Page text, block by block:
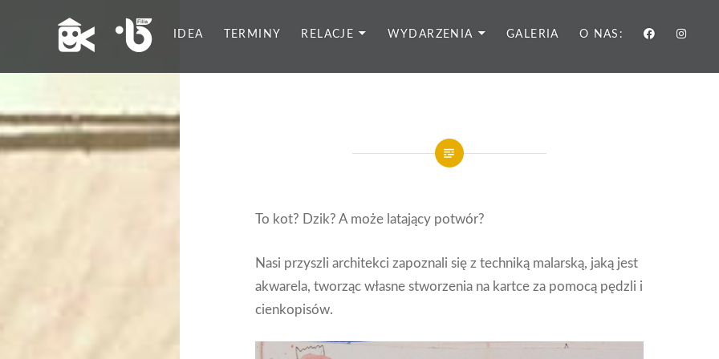
IDEA TERMINY RELACJE WYDARZENIA GALERIA O NAS:
To kot? Dzik? A może latający potwór?
Nasi przyszli architekci zapoznali się z techniką malarską, jaką jest
akwarela, tworząc własne stworzenia na kartce za pomocą pędzli i
cienkopisów.